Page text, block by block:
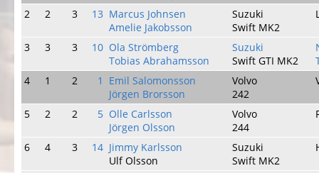
2 2 3 13 Marcus Johnsen
Amelie Jakobsson
Suzuki
Swift MK2
3 3 3 10 Ola Strömberg
Tobias Abrahamsson
Suzuki
Swift GTI MK2
4
1 2 1
Emil Salomonsson
Jörgen Brorsson
Volvo
242
5 2 2 5 Olle Carlsson
Jörgen Olsson
Volvo
244
6 4 3 14 Jimmy Karlsson
Ulf Olsson
Suzuki
Swift MK2